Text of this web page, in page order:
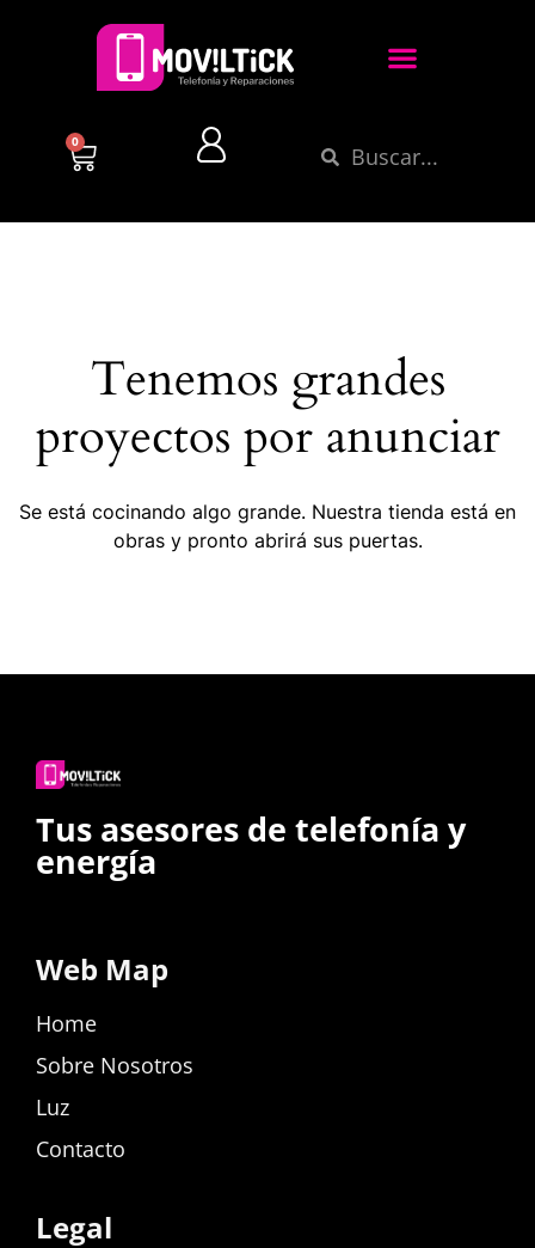
0
Tenemos grandes
proyectos por anunciar
Se está cocinando algo grande. Nuestra tienda está en
obras y pronto abrirá sus puertas.
Tus asesores de telefonía y
energía
Web Map
Home
Sobre Nosotros
Luz
Contacto
Legal